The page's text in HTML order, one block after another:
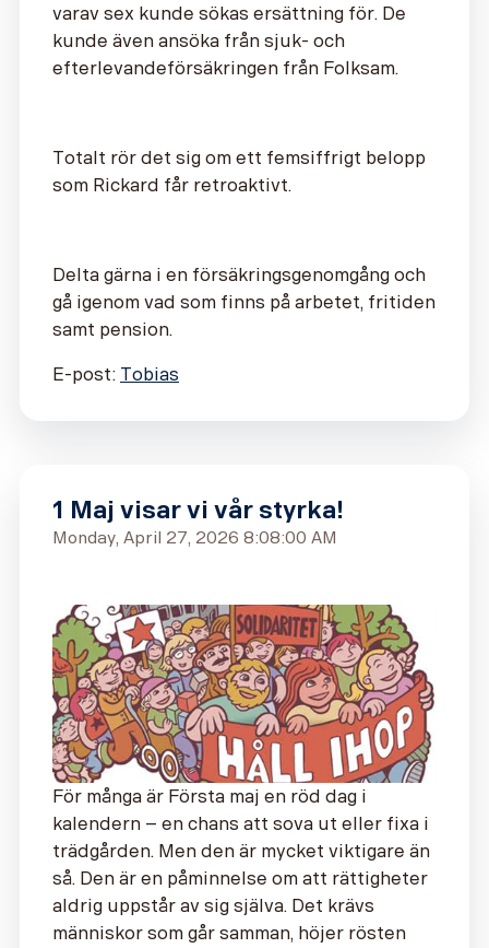
varav sex kunde sökas ersättning för. De
kunde även ansöka från sjuk- och
efterlevandeförsäkringen från Folksam.
Totalt rör det sig om ett femsiffrigt belopp
som Rickard får retroaktivt.
Delta gärna i en försäkringsgenomgång och
gå igenom vad som finns på arbetet, fritiden
samt pension.
E-post: Tobias
1 Maj visar vi vår styrka!
Monday, April 27, 2026 8:08:00 AM
För många är Första maj en röd dag i
kalendern – en chans att sova ut eller fixa i
trädgården. Men den är mycket viktigare än
så. Den är en påminnelse om att rättigheter
aldrig uppstår av sig själva. Det krävs
människor som går samman, höjer rösten